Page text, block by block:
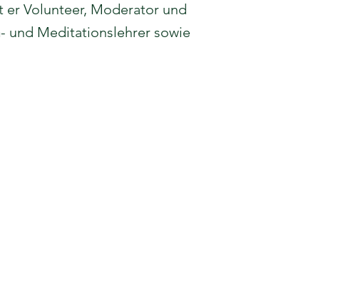
er Volunteer, Moderator und
und Meditationslehrer sowie